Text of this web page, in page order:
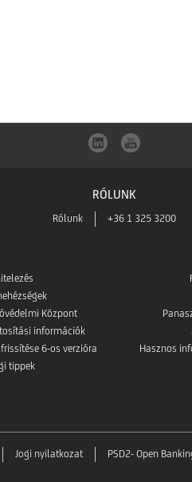
RÓLUNK
Rólunk +36 1 325 3200
Központ
információk
6-os verzióra
tippek
Hasznos
Jogi nyilatkozat PSD2- Open